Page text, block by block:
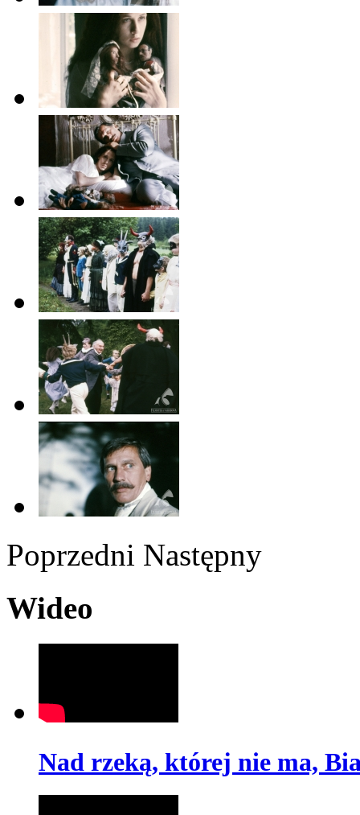
Poprzedni Następny
Wideo
Nad rzeką, której nie ma,